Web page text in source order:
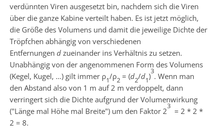
verdünnten Viren ausgesetzt bin, nachdem sich die Viren
über die ganze Kabine verteilt haben. Es ist jetzt möglich,
die Größe des Volumens und damit die jeweilige Dichte der
Tröpfchen abhängig von verschiedenen
Entfernungen d zueinander ins Verhältnis zu setzen.
Unabhängig von der angenommenen Form des Volumens
(Kegel, Kugel, …) gilt immer ρ1/ρ2 = (d2/d1)
3
. Wenn man
den Abstand also von 1 m auf 2 m verdoppelt, dann
verringert sich die Dichte aufgrund der Volumenwirkung
("Länge mal Höhe mal Breite") um den Faktor 2
3
= 2 * 2 *
2 = 8.